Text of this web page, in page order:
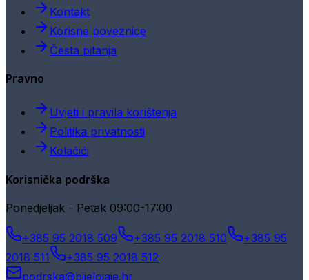
Kontakt
Korisne poveznice
Česta pitanja
Pravno
Uvjeti i pravila korištenja
Politika privatnosti
Kolačići
Korisnička podrška
Ponedjeljak - Petak 09:00-17:00
+385 95 2018 509 +385 95 2018 510
+385 95
2018 511
+385 95 2018 512
podrska@bijelojaje.hr